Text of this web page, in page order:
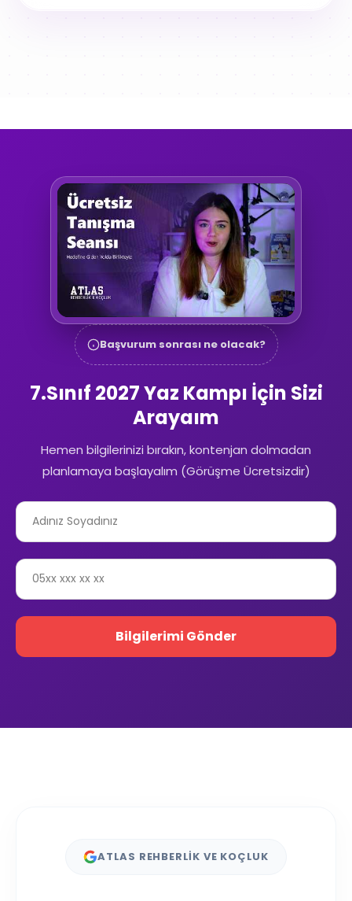
7.Sınıf 2027 Yaz Kampı İçin Sizi
Arayaım
Hemen bilgilerinizi bırakın, kontenjan dolmadan
planlamaya başlayalım (Görüşme Ücretsizdir)
Başvurum sonrası ne olacak?
ATLAS REHBERLİK VE KOÇLUK